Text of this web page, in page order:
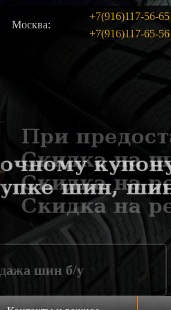
Москва:
+7(916)117-56-65
+7(916)117-65-56